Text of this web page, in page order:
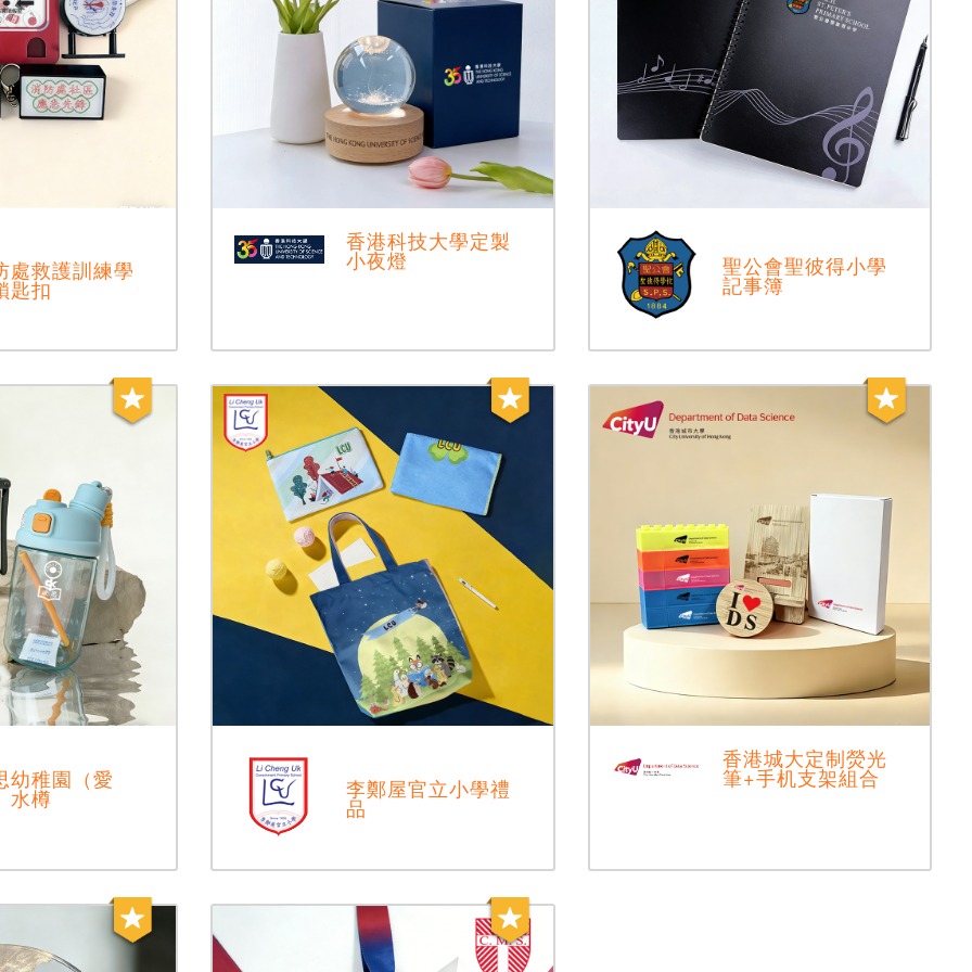
處救護訓練學
匙扣
香港科技大學定製
小夜燈 聖公會聖彼得小學
記事簿
幼稚園（愛
水樽 李鄭屋官立小學禮
品
香港城大定制熒光
筆+手机支架組合